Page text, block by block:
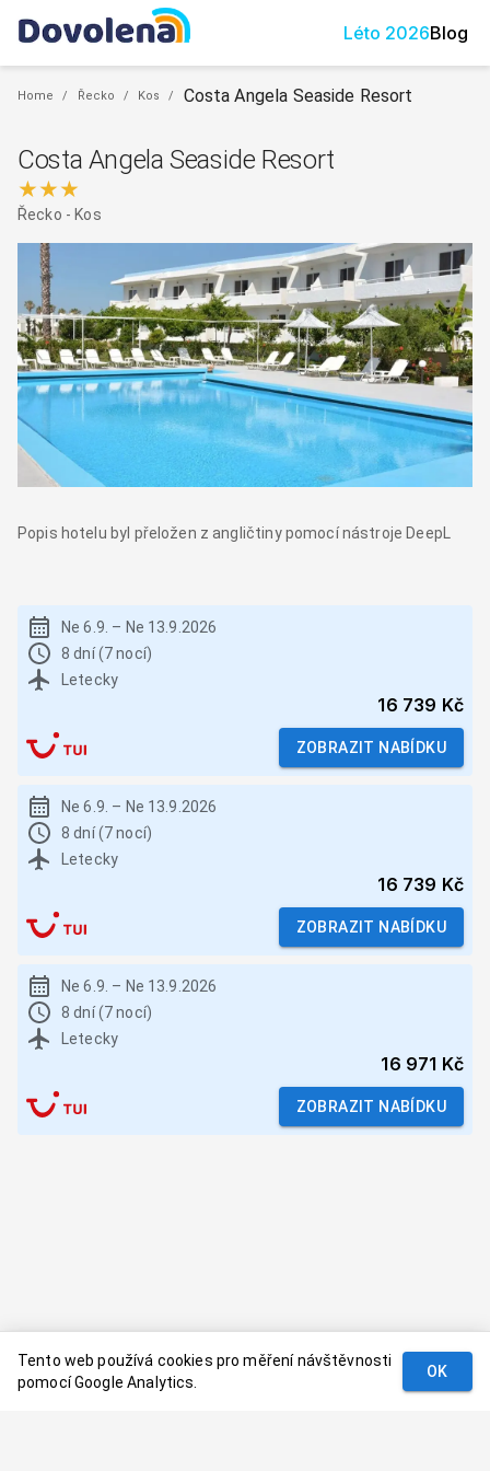
Léto 2026Blog
Home / Řecko / Kos / Costa Angela Seaside Resort
Costa Angela Seaside Resort
★★★
Řecko - Kos
Popis hotelu byl přeložen z angličtiny pomocí nástroje DeepL
Ne 6.9. – Ne 13.9.2026
8 dní (7 nocí)
Letecky
16 739 Kč
ZOBRAZIT NABÍDKU
Ne 6.9. – Ne 13.9.2026
8 dní (7 nocí)
Letecky
16 739 Kč
ZOBRAZIT NABÍDKU
Ne 6.9. – Ne 13.9.2026
8 dní (7 nocí)
Letecky
16 971 Kč
ZOBRAZIT NABÍDKU
Tento web používá cookies pro měření návštěvnosti
pomocí Google Analytics.
OK